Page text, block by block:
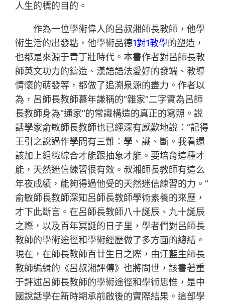
人生的標的目的。
作為一位學術偉人的呂叔湘師長教師，他學
術生活的出發點，他學術品德1對1教學的塑造，
也都是來源于青丁壯時代。本書作者對呂師長教
師英文功力的鑄造、漢語語法愛好的發端、教導
情懷的萌發等，都做了追溯泉源的盡力。作者以
為，呂師長教師暮年謙稱的“雜家”二字實為呂師
長教師身為“通家”的常識構造的真正的寫照。說
話學家俞敏師長教師也已經深有感歎地說：“記得
王引之說過作學問有三難：學、識、斷。我看還
該加上組織綜合才能跟抽象才能。要培育這種才
能，天然迷信練習很有效。叔湘師長教師有這么
年夜成績，能夠得過他受的天然迷信練習的力。”
俞敏師長教師深知呂師長教師學術素養的來歷，
才下此斷言。在呂師長教師八十誕辰、九十誕辰
之際，以及百年冥誕的日子里，學者們對呂師長
教師的學術途徑和學術經歷做了多方面的總結。
現在，在師長教師百廿生日之際，由江藍生師長
教師編緝的《呂叔湘評傳》也將問世，該書著重
于評述呂師長教師的學術途徑和學術思惟，是中
國說話學在新時期承前啟後的實際結果。這部學